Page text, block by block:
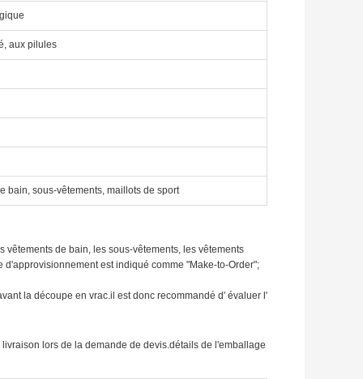
aux pilules
bain, sous-vêtements, maillots de sport
de bain, les sous-vêtements, les vêtements
est indiqué comme "Make-to-Order";
la découpe en vrac.il est donc recommandé d' évaluer l'
lors de la demande de devis.détails de l'emballage